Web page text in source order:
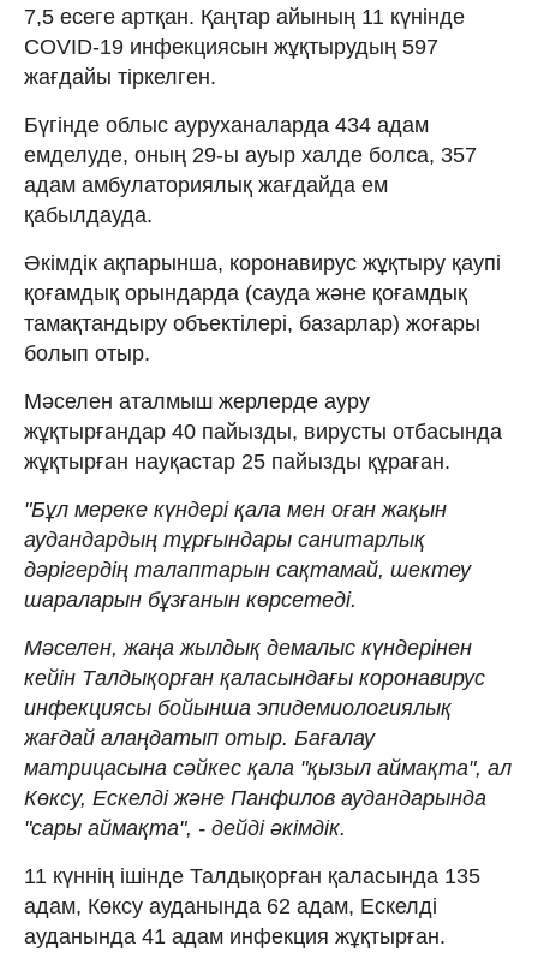
7,5 есеге артқан. Қаңтар айының 11 күнінде
COVID-19 инфекциясын жұқтырудың 597
жағдайы тіркелген.
Бүгінде облыс ауруханаларда 434 адам
емделуде, оның 29-ы ауыр халде болса, 357
адам амбулаториялық жағдайда ем
қабылдауда.
Әкімдік ақпарынша, коронавирус жұқтыру қаупі
қоғамдық орындарда (сауда және қоғамдық
тамақтандыру объектілері, базарлар) жоғары
болып отыр.
Мәселен аталмыш жерлерде ауру
жұқтырғандар 40 пайызды, вирусты отбасында
жұқтырған науқастар 25 пайызды құраған.
"Бұл мереке күндері қала мен оған жақын
аудандардың тұрғындары санитарлық
дәрігердің талаптарын сақтамай, шектеу
шараларын бұзғанын көрсетеді.
Мәселен, жаңа жылдық демалыс күндерінен
кейін Талдықорған қаласындағы коронавирус
инфекциясы бойынша эпидемиологиялық
жағдай алаңдатып отыр. Бағалау
матрицасына сәйкес қала "қызыл аймақта", ал
Көксу, Ескелді және Панфилов аудандарында
"сары аймақта", - дейді әкімдік.
11 күннің ішінде Талдықорған қаласында 135
адам, Көксу ауданында 62 адам, Ескелді
ауданында 41 адам инфекция жұқтырған.